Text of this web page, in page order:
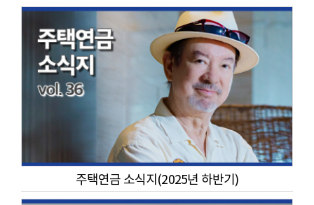
주택연금 소식지(2025년 하반기)